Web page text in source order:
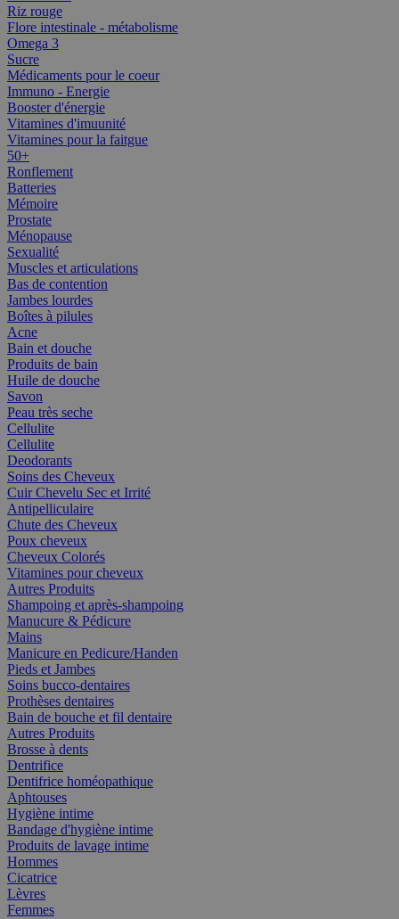
Riz rouge
Flore intestinale - métabolisme
Omega 3
Sucre
Médicaments pour le coeur
Immuno - Energie
Booster d'énergie
Vitamines d'imuunité
Vitamines pour la faitgue
50+
Ronflement
Batteries
Mémoire
Prostate
Ménopause
Sexualité
Muscles et articulations
Bas de contention
Jambes lourdes
Boîtes à pilules
Acne
Bain et douche
Produits de bain
Huile de douche
Savon
Peau très seche
Cellulite
Cellulite
Deodorants
Soins des Cheveux
Cuir Chevelu Sec et Irrité
Antipelliculaire
Chute des Cheveux
Poux cheveux
Cheveux Colorés
Vitamines pour cheveux
Autres Produits
Shampoing et après-shampoing
Manucure & Pédicure
Mains
Manicure en Pedicure/Handen
Pieds et Jambes
Soins bucco-dentaires
Prothèses dentaires
Bain de bouche et fil dentaire
Autres Produits
Brosse à dents
Dentrifice
Dentifrice homéopathique
Aphtouses
Hygiène intime
Bandage d'hygiène intime
Produits de lavage intime
Hommes
Cicatrice
Lèvres
Femmes